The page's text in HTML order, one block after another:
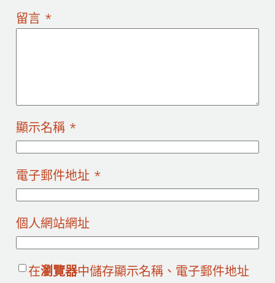
留言 *
顯示名稱 *
電子郵件地址 *
個人網站網址
在瀏覽器中儲存顯示名稱、電子郵件地址